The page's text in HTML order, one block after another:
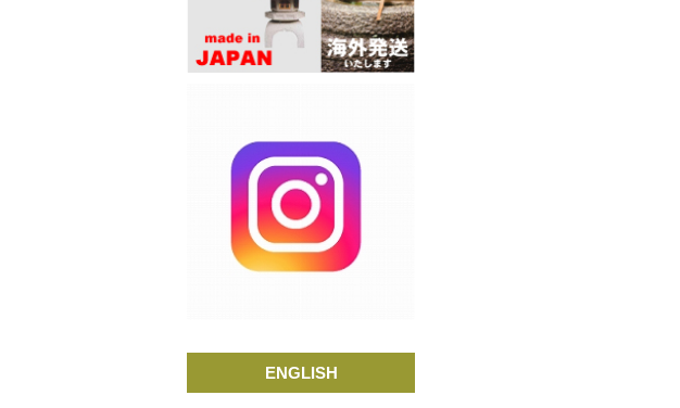
ENGLISH